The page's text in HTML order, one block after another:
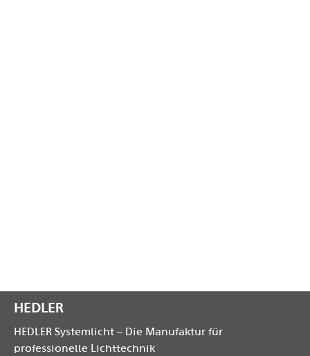
HEDLER
HEDLER Systemlicht – Die Manufaktur für
professionelle Lichttechnik